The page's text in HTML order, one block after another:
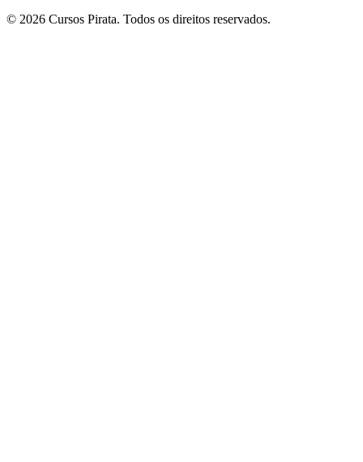
© 2026 Cursos Pirata. Todos os direitos reservados.